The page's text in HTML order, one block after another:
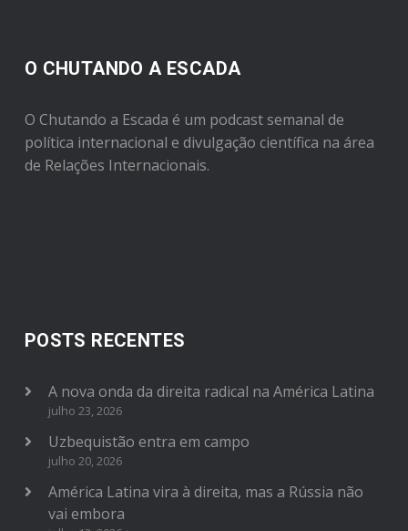
O CHUTANDO A ESCADA
O Chutando a Escada é um podcast semanal de
política internacional e divulgação científica na área
de Relações Internacionais.
POSTS RECENTES
A nova onda da direita radical na América Latina
julho 23, 2026
Uzbequistão entra em campo
julho 20, 2026
América Latina vira à direita, mas a Rússia não
vai embora